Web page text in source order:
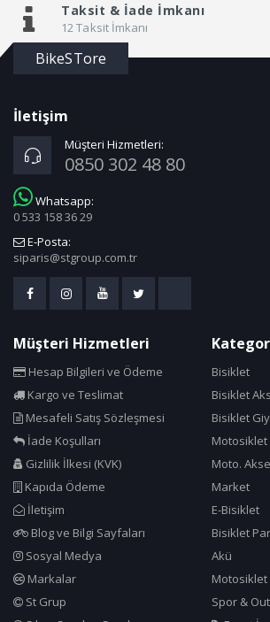
Taksit & İade İmkanı
12 Taksit İmkanı
BikeSTore
İletişim
Müşteri Hizmetleri:
0850 302 48 80
Whatsapp:
0 533 158 36 29
E-Posta:
siparis@stgroup.com.tr
Müşteri Hizmetleri
Hesap Bilgileri ve Ödeme
Kargo ve Teslimat
Mesafeli Satış Sözleşmesi
İade Koşulları
Gizlilik İlkesi (KVK)
Kapıda Ödeme
İletişim
Blog ve Bilgi Sayfaları
Sosyal Medya
Markalar
St Grup
Bisiklet
Bisiklet
Bisiklet
Motosiklet
Moto.
Market
E-Bisiklet
Bisiklet
Akü
Motosiklet
Spor &